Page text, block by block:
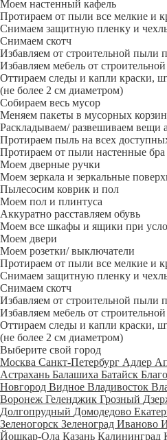
Моем настенный кафель
Протираем от пыли все мелкие и
Снимаем защитную пленку и
Снимаем скотч
Избавляем от строительной пыли
Избавляем мебель от
Оттираем следы и капли краски,
(не более 2 см диаметром)
Собираем весь мусор
Меняем пакеты в мусорных
Раскладываем/ развешиваем вещи
Протираем пыль на всех
Протираем от пыли настенные бра
Моем дверные ручки
Моем зеркала и зеркальные
Пылесосим коврик и пол
Моем пол и плинтуса
Аккуратно расставляем обувь
Моем все шкафы и ящики при
Моем двери
Моем розетки/ выключатели
Протираем от пыли все мелкие и
Снимаем защитную пленку и
Снимаем скотч
Избавляем от строительной пыли
Избавляем мебель от
Оттираем следы и капли краски,
(не более 2 см диаметром)
Выберите свой город
Москва Санкт-Петербург Адлер
Астрахань Балашиха Батайск
Новгород Видное Владивосток
Воронеж Геленджик Грозный
Долгопрудный Домодедово
Зеленогорск Зеленоград Иваново
Йошкар-Ола Казань Калининград